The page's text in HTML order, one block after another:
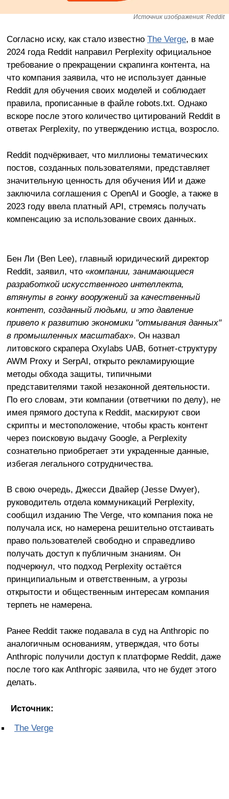
Источник изображения: Reddit
Согласно иску, как стало известно The Verge, в мае
2024 года Reddit направил Perplexity официальное
требование о прекращении скрапинга контента, на
что компания заявила, что не использует данные
Reddit для обучения своих моделей и соблюдает
правила, прописанные в файле robots.txt. Однако
вскоре после этого количество цитирований Reddit в
ответах Perplexity, по утверждению истца, возросло.
Reddit подчёркивает, что миллионы тематических
постов, созданных пользователями, представляет
значительную ценность для обучения ИИ и даже
заключила соглашения с OpenAI и Google, а также в
2023 году ввела платный API, стремясь получать
компенсацию за использование своих данных.
Бен Ли (Ben Lee), главный юридический директор
Reddit, заявил, что «компании, занимающиеся
разработкой искусственного интеллекта,
втянуты в гонку вооружений за качественный
контент, созданный людьми, и это давление
привело к развитию экономики "отмывания данных"
в промышленных масштабах». Он назвал
литовского скрапера Oxylabs UAB, ботнет-структуру
AWM Proxy и SerpAI, открыто рекламирующие
методы обхода защиты, типичными
представителями такой незаконной деятельности.
По его словам, эти компании (ответчики по делу), не
имея прямого доступа к Reddit, маскируют свои
скрипты и местоположение, чтобы красть контент
через поисковую выдачу Google, а Perplexity
сознательно приобретает эти украденные данные,
избегая легального сотрудничества.
В свою очередь, Джесси Двайер (Jesse Dwyer),
руководитель отдела коммуникаций Perplexity,
сообщил изданию The Verge, что компания пока не
получала иск, но намерена решительно отстаивать
право пользователей свободно и справедливо
получать доступ к публичным знаниям. Он
подчеркнул, что подход Perplexity остаётся
принципиальным и ответственным, а угрозы
открытости и общественным интересам компания
терпеть не намерена.
Ранее Reddit также подавала в суд на Anthropic по
аналогичным основаниям, утверждая, что боты
Anthropic получили доступ к платформе Reddit, даже
после того как Anthropic заявила, что не будет этого
делать.
Источник:
The Verge